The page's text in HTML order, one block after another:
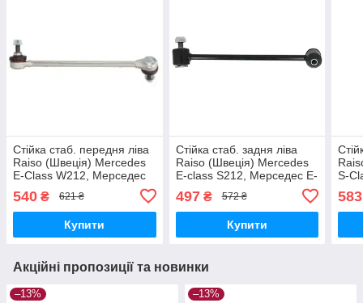
Стійка стаб. передня ліва
Raiso (Швеція) Mercedes
E-Class W212, Мерседес
212189M UAZIPIJ17
540 ₴ 621 ₴
Купити
Стійка стаб. задня ліва
Raiso (Швеція) Mercedes
E-class S212, Мерседес Е-
клас С212 #RL-204589M
UATJNXM17
497₴ 572 ₴
Купити
S-
583
Акційні пропозиції та новинки
–13% –13%